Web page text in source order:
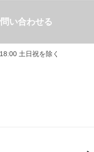
い合わせる
土日祝を除く